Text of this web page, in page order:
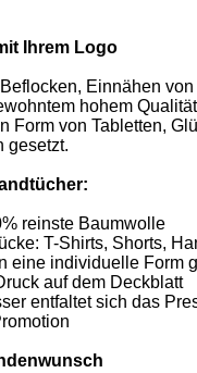
Ihrem Logo
Einnähen
hohem
Form von Tabletten,
gesetzt.
reinste Baumwolle
T-Shirts, Shorts,
eine individuelle Form
auf dem Deckblatt
entfaltet sich das